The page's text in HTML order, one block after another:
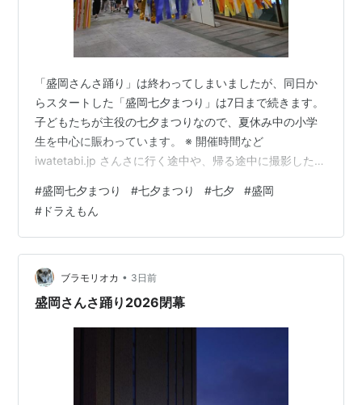
「盛岡さんさ踊り」は終わってしまいましたが、同日か
らスタートした「盛岡七夕まつり」は7日まで続きます。
子どもたちが主役の七夕まつりなので、夏休み中の小学
生を中心に賑わっています。 ※ 開催時間など
iwatetabi.jp さんさに行く途中や、帰る途中に撮影した写
撮影 ★ ★ おまけ ★ 1980年代中盤に撮影された写真
が、自宅のアルバムにありました。ちなみに私の保育園
時代のお散歩中。 ドラえもん以外の3キャラクター、皆
さんはご存じでしょうか？ ♪ 1984年公開『ドラえもん の
び太の魔界大冒険』エンディング曲 www.you…
#盛岡七夕まつり #七夕まつり #七夕 #盛岡
# ドラえもん
ブラモリオカ • 3日前
盛岡さんさ踊り2026閉幕